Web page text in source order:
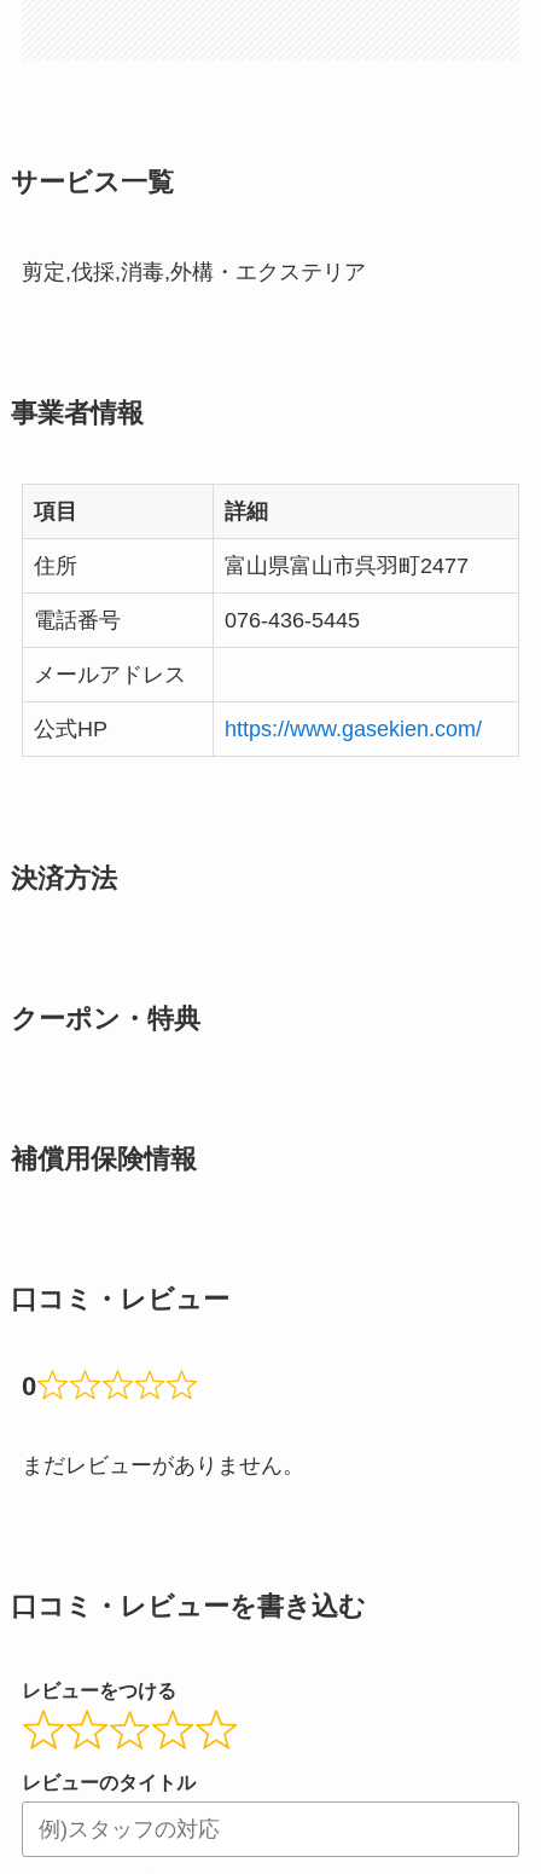
サービス一覧
剪定,伐採,消毒,外構・エクステリア
事業者情報
項目 詳細
住所 富山県富山市呉羽町2477
電話番号 076-436-5445
メールアドレス
公式HP https://www.gasekien.com/
決済方法
クーポン・特典
補償用保険情報
口コミ・レビュー
0
まだレビューがありません。
口コミ・レビューを書き込む
レビューをつける
レビューのタイトル